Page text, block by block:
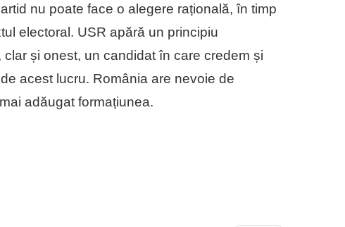
nu poate face o alegere rațională, în timp
electoral. USR apără un principiu
și onest, un candidat în care credem și
acest lucru. România are nevoie de
adăugat formațiunea.